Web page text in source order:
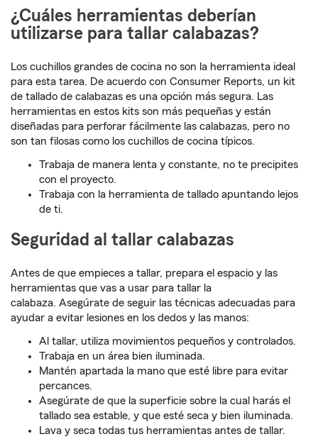
¿Cuáles herramientas deberían
utilizarse para tallar calabazas?
Los cuchillos grandes de cocina no son la herramienta ideal
para esta tarea. De acuerdo con Consumer Reports, un kit
de tallado de calabazas es una opción más segura. Las
herramientas en estos kits son más pequeñas y están
diseñadas para perforar fácilmente las calabazas, pero no
son tan filosas como los cuchillos de cocina típicos.
Trabaja de manera lenta y constante, no te precipites
con el proyecto.
Trabaja con la herramienta de tallado apuntando lejos
de ti.
Seguridad al tallar calabazas
Antes de que empieces a tallar, prepara el espacio y las
herramientas que vas a usar para tallar la
calabaza. Asegúrate de seguir las técnicas adecuadas para
ayudar a evitar lesiones en los dedos y las manos:
Al tallar, utiliza movimientos pequeños y controlados.
Trabaja en un área bien iluminada.
Mantén apartada la mano que esté libre para evitar
percances.
Asegúrate de que la superficie sobre la cual harás el
tallado sea estable, y que esté seca y bien iluminada.
Lava y seca todas tus herramientas antes de tallar.